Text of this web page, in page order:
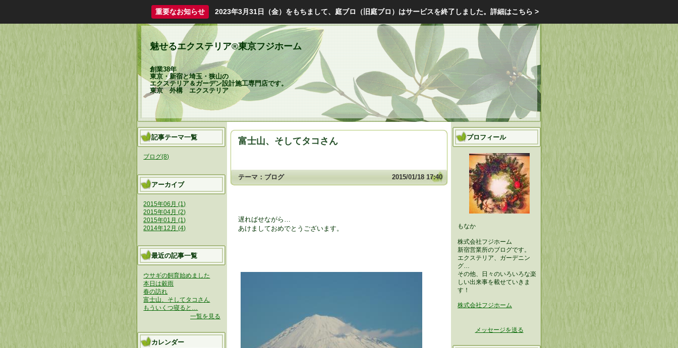
重要なお知らせ 2023年3月31日（金）をもちまして、庭ブロ（旧庭ブロ）はサービスを終了しました。 詳細はこちら >
魅せるエクステリア®東京フジホーム
創業38年
東京・新宿と埼玉・狭山の
エクステリア＆ガーデン設計施工専門店です。
東京 外構 エクステリア
富士山、そしてタコさん
テーマ： ブログ 2015/01/18 17:40
遅ればせながら…
あけましておめでとうございます。
記事テーマ一覧
ブログ(8)
アーカイブ
2015年06月 (1)
2015年04月 (2)
2015年01月 (1)
2014年12月 (4)
最近の記事一覧
ウサギの飼育始めました
本日は穀雨
春の訪れ
富士山、そしてタコさん
もういくつ寝ると…
一覧を見る
カレンダー
プロフィール
もなか
株式会社フジホーム
新宿営業所のブログです。
エクステリア、ガーデニン
グ…
その他、日々のいろいろな楽
しい出来事を載せていきま
す！
株式会社フジホーム
メッセージを送る